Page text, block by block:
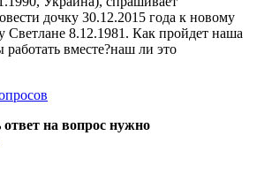
дочку 30.12.2015 года к новому
Светлане 8.12.1981. Как пройдет наша
вместе?наш ли это
на вопрос нужно